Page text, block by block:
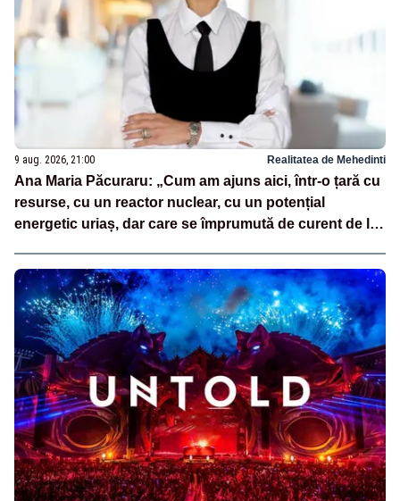
9 aug. 2026, 21:00 Realitatea de Mehedinti
Ana Maria Păcuraru: „Cum am ajuns aici, într-o țară cu
resurse, cu un reactor nuclear, cu un potențial
energetic uriaș, dar care se împrumută de curent de la